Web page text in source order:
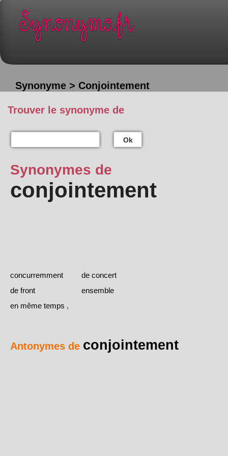
Synonyme > Conjointement
Trouver le synonyme de
Ok
Synonymes de
conjointement
concurremment
de concert
de front
ensemble
en même temps ,
Antonymes de conjointement